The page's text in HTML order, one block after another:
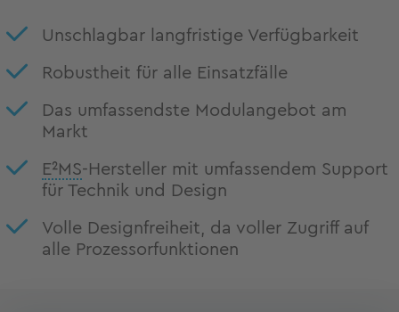
Unschlagbar langfristige Verfügbarkeit
Robustheit für alle Einsatzfälle
Das umfassendste Modulangebot am
Markt
E²MS-Hersteller mit umfassendem Support
für Technik und Design
Volle Designfreiheit, da voller Zugriff auf
alle Prozessorfunktionen